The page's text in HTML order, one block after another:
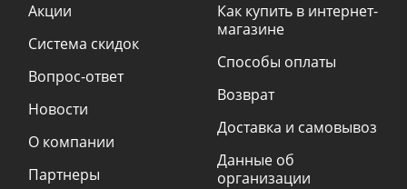
Акции
Система скидок
Вопрос-ответ
Новости
О компании
Партнеры
Как купить в интернет-
магазине
Способы оплаты
Возврат
Доставка и самовывоз
Данные об
организации